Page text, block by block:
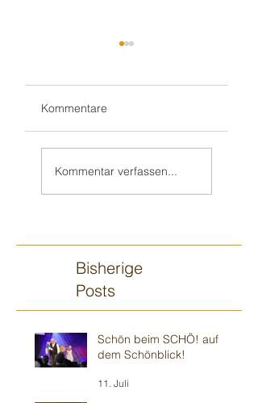
Kindergeburtstag
Kommentare
Kommentar verfassen...
Bisherige
Posts
Schön beim SCHÖ! auf
dem Schönblick!
11. Juli